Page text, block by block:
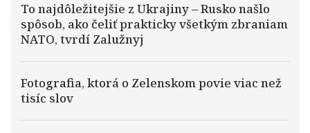
To najdôležitejšie z Ukrajiny – Rusko našlo
spôsob, ako čeliť prakticky všetkým zbraniam
NATO, tvrdí Zalužnyj
Fotografia, ktorá o Zelenskom povie viac než
tisíc slov